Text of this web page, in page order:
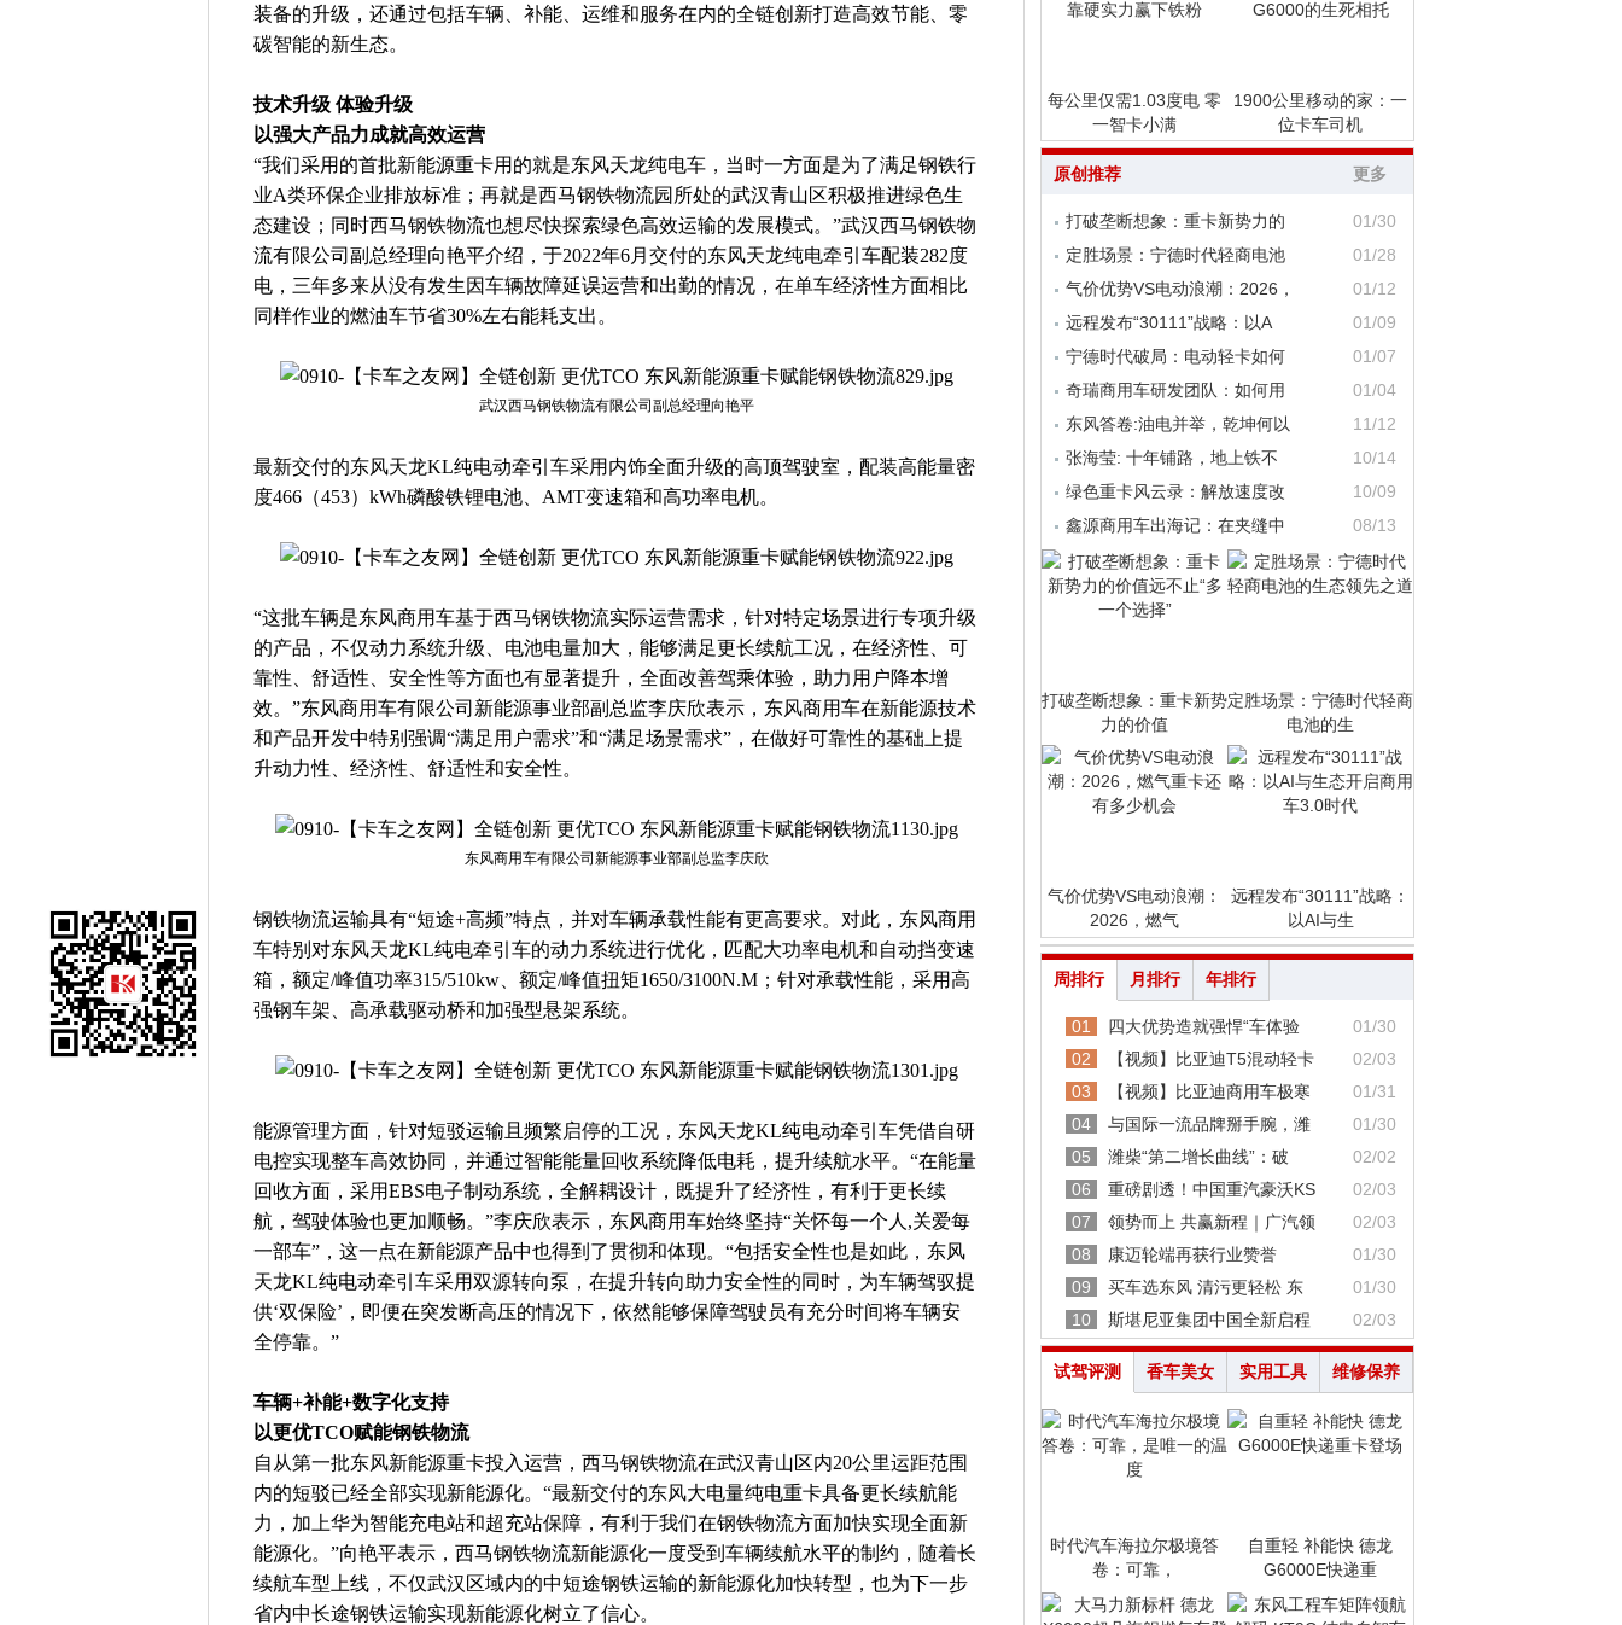
装备的升级，还通过包括车辆、补能、运维和服务在内的全链创新打造高效节能、零
碳智能的新生态。
技术升级 体验升级
以强大产品力成就高效运营
“我们采用的首批新能源重卡用的就是东风天龙纯电车，当时一方面是为了满足钢铁行
业A类环保企业排放标准；再就是西马钢铁物流园所处的武汉青山区积极推进绿色生
态建设；同时西马钢铁物流也想尽快探索绿色高效运输的发展模式。”武汉西马钢铁物
流有限公司副总经理向艳平介绍，于2022年6月交付的东风天龙纯电牵引车配装282度
电，三年多来从没有发生因车辆故障延误运营和出勤的情况，在单车经济性方面相比
同样作业的燃油车节省30%左右能耗支出。
武汉西马钢铁物流有限公司副总经理向艳平
最新交付的东风天龙KL纯电动牵引车采用内饰全面升级的高顶驾驶室，配装高能量密
度466（453）kWh磷酸铁锂电池、AMT变速箱和高功率电机。
“这批车辆是东风商用车基于西马钢铁物流实际运营需求，针对特定场景进行专项升级
的产品，不仅动力系统升级、电池电量加大，能够满足更长续航工况，在经济性、可
靠性、舒适性、安全性等方面也有显著提升，全面改善驾乘体验，助力用户降本增
效。”东风商用车有限公司新能源事业部副总监李庆欣表示，东风商用车在新能源技术
和产品开发中特别强调“满足用户需求”和“满足场景需求”，在做好可靠性的基础上提
升动力性、经济性、舒适性和安全性。
东风商用车有限公司新能源事业部副总监李庆欣
钢铁物流运输具有“短途+高频”特点，并对车辆承载性能有更高要求。对此，东风商用
车特别对东风天龙KL纯电牵引车的动力系统进行优化，匹配大功率电机和自动挡变速
箱，额定/峰值功率315/510kw、额定/峰值扭矩1650/3100N.M；针对承载性能，采用高
强钢车架、高承载驱动桥和加强型悬架系统。
能源管理方面，针对短驳运输且频繁启停的工况，东风天龙KL纯电动牵引车凭借自研
电控实现整车高效协同，并通过智能能量回收系统降低电耗，提升续航水平。“在能量
回收方面，采用EBS电子制动系统，全解耦设计，既提升了经济性，有利于更长续
航，驾驶体验也更加顺畅。”李庆欣表示，东风商用车始终坚持“关怀每一个人,关爱每
一部车”，这一点在新能源产品中也得到了贯彻和体现。“包括安全性也是如此，东风
天龙KL纯电动牵引车采用双源转向泵，在提升转向助力安全性的同时，为车辆驾驭提
供‘双保险’，即便在突发断高压的情况下，依然能够保障驾驶员有充分时间将车辆安
全停靠。”
车辆+补能+数字化支持
以更优TCO赋能钢铁物流
自从第一批东风新能源重卡投入运营，西马钢铁物流在武汉青山区内20公里运距范围
内的短驳已经全部实现新能源化。“最新交付的东风大电量纯电重卡具备更长续航能
力，加上华为智能充电站和超充站保障，有利于我们在钢铁物流方面加快实现全面新
能源化。”向艳平表示，西马钢铁物流新能源化一度受到车辆续航水平的制约，随着长
续航车型上线，不仅武汉区域内的中短途钢铁运输的新能源化加快转型，也为下一步
省内中长途钢铁运输实现新能源化树立了信心。
每公里仅需1.03度电 零
一智卡小满
1900公里移动的家：一
位卡车司机
原创推荐 更多
打破垄断想象：重卡新势力的
01/30
定胜场景：宁德时代轻商电池
01/28
气价优势VS电动浪潮：2026，
01/12
远程发布“30111”战略：以A
01/09
宁德时代破局：电动轻卡如何
01/07
奇瑞商用车研发团队：如何用
01/04
东风答卷:油电并举，乾坤何以
11/12
张海莹: 十年铺路，地上铁不
10/14
绿色重卡风云录：解放速度改
10/09
鑫源商用车出海记：在夹缝中
08/13
打破垄断想象：重卡新势
力的价值
定胜场景：宁德时代轻商
电池的生
气价优势VS电动浪潮：
2026，燃气
远程发布“30111”战略：
以AI与生
周排行 月排行 年排行
01 四大优势造就强悍“车体验
01/30
02
【视频】比亚迪T5混动轻卡
02/03
03
【视频】比亚迪商用车极寒
01/31
04
与国际一流品牌掰手腕，潍
01/30
05
潍柴“第二增长曲线”：破
02/02
06
重磅剧透！中国重汽豪沃KS
02/03
07
领势而上 共赢新程｜广汽领
02/03
08
康迈轮端再获行业赞誉
01/30
09
买车选东风 清污更轻松 东
01/30
10
斯堪尼亚集团中国全新启程 02/03
试驾评测 香车美女 实用工具 维修保养
时代汽车海拉尔极境答
卷：可靠，
自重轻 补能快 德龙
G6000E快递重